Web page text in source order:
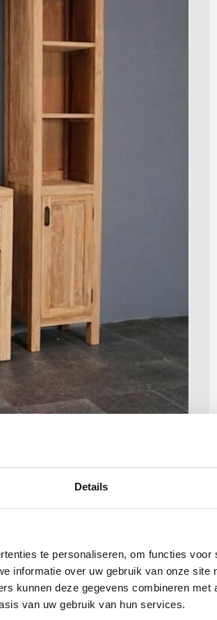
Details
te personaliseren, om functies voor
informatie over uw gebruik van onze site
kunnen deze gegevens combineren met
van uw gebruik van hun services.
Ausstrahlung
Ihnen die Vorteile und
...